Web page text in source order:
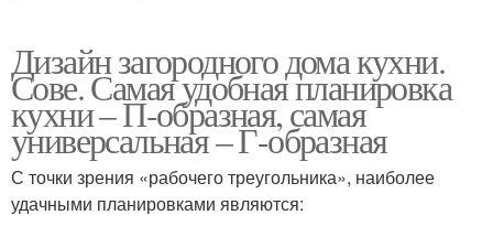
Дизайн загородного дома кухни.
Сове. Самая удобная планировка
кухни – П-образная, самая
универсальная – Г-образная
С точки зрения «рабочего треугольника», наиболее
удачными планировками являются: